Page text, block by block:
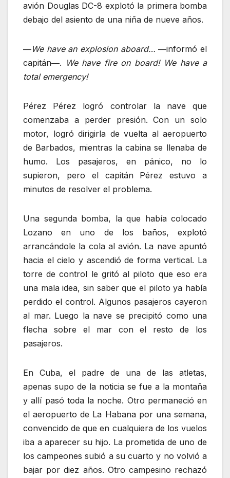
avión Douglas DC-8 explotó la primera bomba
debajo del asiento de una niña de nueve años.
―We have an explosion aboard… ―informó el
capitán―. We have fire on board! We have a
total emergency!
Pérez Pérez logró controlar la nave que
comenzaba a perder presión. Con un solo
motor, logró dirigirla de vuelta al aeropuerto
de Barbados, mientras la cabina se llenaba de
humo. Los pasajeros, en pánico, no lo
supieron, pero el capitán Pérez estuvo a
minutos de resolver el problema.
Una segunda bomba, la que había colocado
Lozano en uno de los baños, explotó
arrancándole la cola al avión. La nave apuntó
hacia el cielo y ascendió de forma vertical. La
torre de control le gritó al piloto que eso era
una mala idea, sin saber que el piloto ya había
perdido el control. Algunos pasajeros cayeron
al mar. Luego la nave se precipitó como una
flecha sobre el mar con el resto de los
pasajeros.
En Cuba, el padre de una de las atletas,
apenas supo de la noticia se fue a la montaña
y allí pasó toda la noche. Otro permaneció en
el aeropuerto de La Habana por una semana,
convencido de que en cualquiera de los vuelos
iba a aparecer su hijo. La prometida de uno de
los campeones subió a su cuarto y no volvió a
bajar por diez años. Otro campesino rechazó